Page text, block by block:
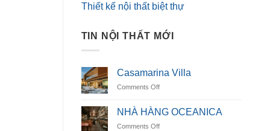
Thiết kế nội thất biệt thự
TIN NỘI THẤT MỚI
Casamarina Villa
Comments Offon
Villa
NHÀ HÀNG OCEANICA
Comments Offon